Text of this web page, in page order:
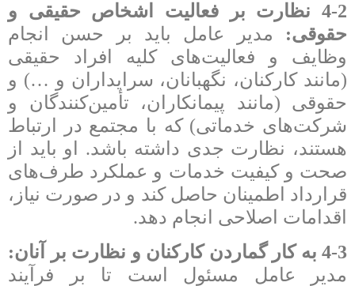
4-2 نظارت بر فعالیت اشخاص حقیقی و
حقوقی: مدیر عامل باید بر حسن انجام
وظایف و فعالیت‌های کلیه افراد حقیقی
(مانند کارکنان، نگهبانان، سرایداران و …) و
حقوقی (مانند پیمانکاران، تأمین‌کنندگان و
شرکت‌های خدماتی) که با مجتمع در ارتباط
هستند، نظارت جدی داشته باشد. او باید از
صحت و کیفیت خدمات و عملکرد طرف‌های
قرارداد اطمینان حاصل کند و در صورت نیاز،
اقدامات اصلاحی انجام دهد.
4-3 به کار گماردن کارکنان و نظارت بر آنان:
مدیر عامل مسئول است تا بر فرآیند